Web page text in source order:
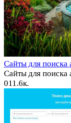
Сайты для
Сайты для
011.6к.